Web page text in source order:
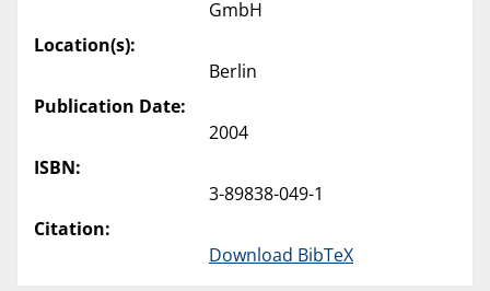
GmbH
Location(s):
Berlin
Publication Date:
2004
ISBN:
3-89838-049-1
Citation:
Download BibTeX